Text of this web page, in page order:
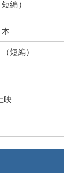
短編）
（短編）
映